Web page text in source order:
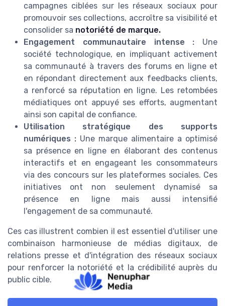
campagnes ciblées sur les réseaux sociaux pour
promouvoir ses collections, accroître sa visibilité et
consolider sa notoriété de marque.
Engagement communautaire intense : Une
société technologique, en impliquant activement
sa communauté à travers des forums en ligne et
en répondant directement aux feedbacks clients,
a renforcé sa réputation en ligne. Les retombées
médiatiques ont appuyé ses efforts, augmentant
ainsi son capital de confiance.
Utilisation stratégique des supports
numériques : Une marque alimentaire a optimisé
sa présence en ligne en élaborant des contenus
interactifs et en engageant les consommateurs
via des concours sur les plateformes sociales. Ces
initiatives ont non seulement dynamisé sa
présence en ligne mais aussi intensifié
l'engagement de sa communauté.
Ces cas illustrent combien il est essentiel d'utiliser une
combinaison harmonieuse de médias digitaux, de
relations presse et d'intégration des réseaux sociaux
pour renforcer la notoriété et la crédibilité auprès du
public cible.